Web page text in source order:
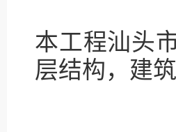
本工程汕头
层结构，建